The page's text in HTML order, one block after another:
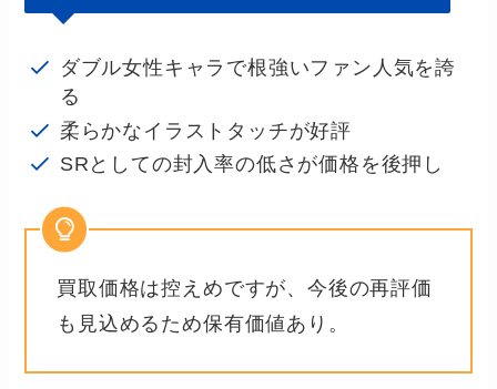
ダブル女性キャラで根強いファン人気を誇
る
柔らかなイラストタッチが好評
SRとしての封入率の低さが価格を後押し
買取価格は控えめですが、今後の再評価
も見込めるため保有価値あり。